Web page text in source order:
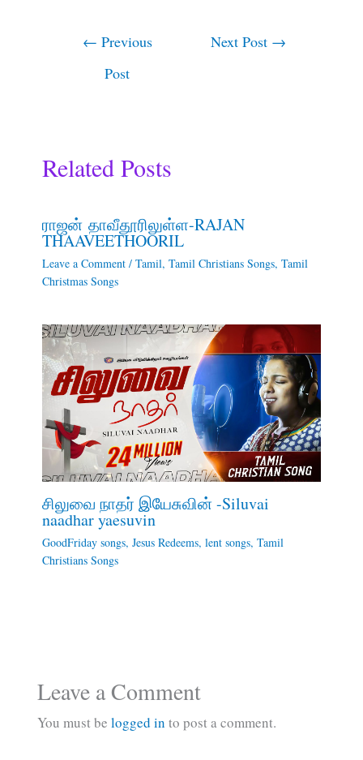
← Previous
Post
Next Post →
Related Posts
ராஜன் தாவீதூரிலுள்ள-RAJAN
THAAVEETHOORIL
Leave a Comment / Tamil, Tamil Christians Songs, Tamil
Christmas Songs
சிலுவை நாதர் இயேசுவின் -Siluvai
naadhar yaesuvin
GoodFriday songs, Jesus Redeems, lent songs, Tamil
Christians Songs
Leave a Comment
You must be logged in to post a comment.